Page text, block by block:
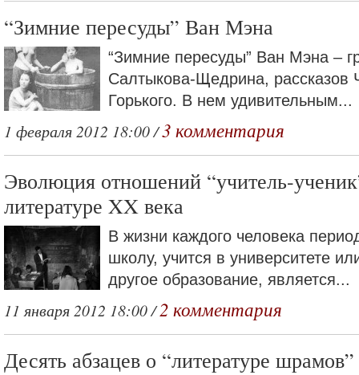
“Зимние пересуды” Ван Мэна
“Зимние пересуды” Ван Мэна –
Салтыкова-Щедрина, рассказов
Горького. В нем удивительным...
1 февраля 2012 18:00 /3 комментария
Эволюция отношений “учитель-
литературе XX века
В жизни каждого человека
школу, учится в университете
другое образование, является...
11 января 2012 18:00 /2 комментария
Десять абзацев о “литературе шрамов”